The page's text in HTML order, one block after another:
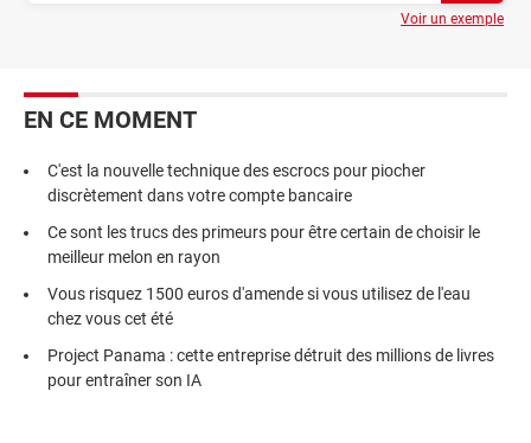
Voir un exemple
EN CE MOMENT
C'est la nouvelle technique des escrocs pour piocher
discrètement dans votre compte bancaire
Ce sont les trucs des primeurs pour être certain de choisir le
meilleur melon en rayon
Vous risquez 1500 euros d'amende si vous utilisez de l'eau
chez vous cet été
Project Panama : cette entreprise détruit des millions de livres
pour entraîner son IA